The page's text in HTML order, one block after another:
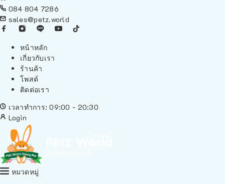
084 804 7286
sales@petz.world
หน้าหลัก
เกี่ยวกับเรา
ร้านค้า
โพสต์
ติดต่อเรา
เวลาทำการ: 09:00 - 20:30
Login
หมวดหมู่